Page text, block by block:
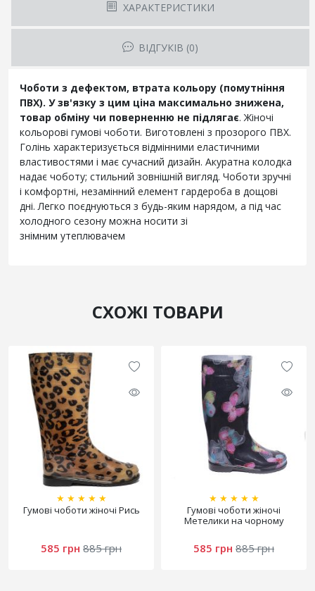
ХАРАКТЕРИСТИКИ
ВІДГУКІВ (0)
Чоботи з дефектом, втрата кольору (помутніння
ПВХ). У зв'язку з цим ціна максимально знижена,
товар обміну чи поверненню не підлягає. Жіночі
кольорові гумові чоботи. Виготовлені з прозорого ПВХ.
Голінь характеризується відмінними еластичними
властивостями і має сучасний дизайн. Акуратна колодка
надає чоботу; стильний зовнішній вигляд. Чоботи зручні
і комфортні, незамінний елемент гардероба в дощові
дні. Легко поєднуються з будь-яким нарядом, а під час
холодного сезону можна носити зі
знімним утеплювачем
СХОЖІ ТОВАРИ
★ ★ ★ ★ ★
Гумові чоботи жіночі Рись
585 грн 885 грн
★ ★ ★ ★ ★
Гумові чоботи жіночі
Метелики на чорному
585 грн 885 грн